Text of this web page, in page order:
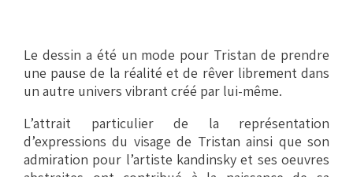
Le dessin a été un mode pour Tristan de prendre
une pause de la réalité et de rêver librement dans
un autre univers vibrant créé par lui-même.
L’attrait particulier de la représentation
d’expressions du visage de Tristan ainsi que son
admiration pour l’artiste kandinsky et ses oeuvres